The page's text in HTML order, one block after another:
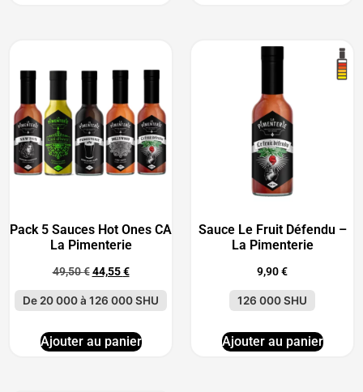
Pack 5 Sauces Hot Ones CA
La Pimenterie
49,50€ 44,55€
De 20 000 à 126 000 SHU
Ajouter au panier
Sauce Le Fruit Défendu –
La Pimenterie
9,90€
126 000 SHU
Ajouter au panier